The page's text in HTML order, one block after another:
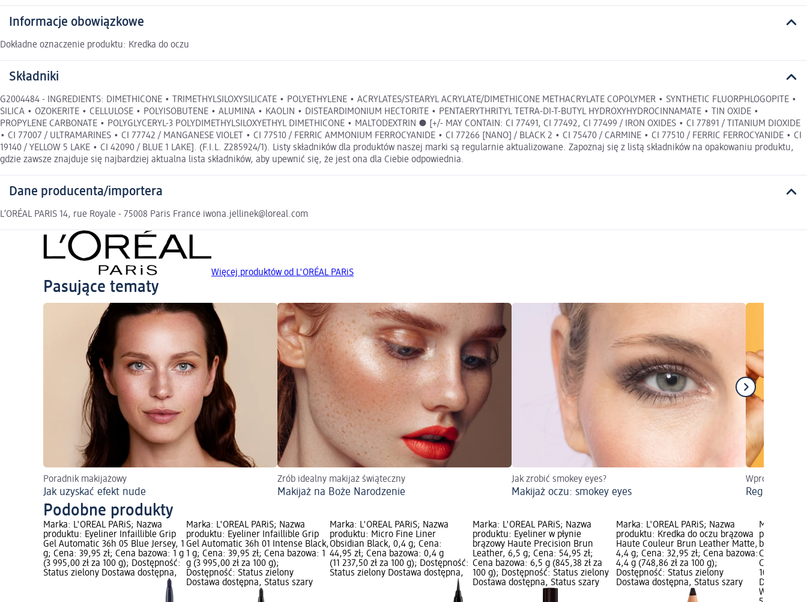
Informacje obowiązkowe
Dokładne oznaczenie produktu: Kredka do oczu
Składniki
G2004484 - INGREDIENTS: DIMETHICONE • TRIMETHYLSILOXYSILICATE • POLYETHYLENE • ACRYLATES/STEARYL ACRYLATE/DIMETHICONE METHACRYLATE COPOLYMER • SYNTHETIC FLUORPHLOGOPITE •
SILICA • OZOKERITE • CELLULOSE • POLYISOBUTENE • ALUMINA • KAOLIN • DISTEARDIMONIUM HECTORITE • PENTAERYTHRITYL TETRA-DI-T-BUTYL HYDROXYHYDROCINNAMATE • TIN OXIDE •
PROPYLENE CARBONATE • POLYGLYCERYL-3 POLYDIMETHYLSILOXYETHYL DIMETHICONE • MALTODEXTRIN ● [+/- MAY CONTAIN: CI 77491, CI 77492, CI 77499 / IRON OXIDES • CI 77891 / TITANIUM DIOXIDE
• CI 77007 / ULTRAMARINES • CI 77742 / MANGANESE VIOLET • CI 77510 / FERRIC AMMONIUM FERROCYANIDE • CI 77266 [NANO] / BLACK 2 • CI 75470 / CARMINE • CI 77510 / FERRIC FERROCYANIDE • CI
19140 / YELLOW 5 LAKE • CI 42090 / BLUE 1 LAKE]. (F.I.L. Z285924/1). Listy składników dla produktów naszej marki są regularnie aktualizowane. Zapoznaj się z listą składników na opakowaniu produktu,
gdzie zawsze znajduje się najbardziej aktualna lista składników, aby upewnić się, że jest ona dla Ciebie odpowiednia.
Dane producenta/importera
L’ORÉAL PARIS 14, rue Royale - 75008 Paris France iwona.jellinek@loreal.com
Więcej produktów od L'ORÉAL PARiS
Pasujące tematy
Poradnik makijażowy
Jak uzyskać efekt nude
Zrób idealny makijaż świąteczny
Makijaż na Boże Narodzenie
Jak zrobić smokey eyes?
Makijaż oczu: smokey eyes Regulacja
Podobne produkty
Marka: L'ORÉAL PARiS; Nazwa
produktu: Eyeliner Infaillible Grip
Gel Automatic 36h 05 Blue Jersey, 1
g; Cena: 39,95 zł; Cena bazowa: 1 g
(3 995,00 zł za 100 g); Dostępność:
Status zielony Dostawa dostępna,
Marka: L'ORÉAL PARiS; Nazwa
produktu: Eyeliner Infaillible Grip
Gel Automatic 36h 01 Intense Black,
1 g; Cena: 39,95 zł; Cena bazowa: 1
g (3 995,00 zł za 100 g);
Dostępność: Status zielony
Dostawa dostępna, Status szary
Marka: L'ORÉAL PARiS; Nazwa
produktu: Micro Fine Liner
Obsidian Black, 0,4 g; Cena:
44,95 zł; Cena bazowa: 0,4 g
(11 237,50 zł za 100 g); Dostępność:
Status zielony Dostawa dostępna,
Marka: L'ORÉAL PARiS; Nazwa
produktu: Eyeliner w płynie
brązowy Haute Precision Brun
Leather, 6,5 g; Cena: 54,95 zł;
Cena bazowa: 6,5 g (845,38 zł za
100 g); Dostępność: Status zielony
Dostawa dostępna, Status szary
Marka: L'ORÉAL PARiS; Nazwa
produktu: Kredka do oczu brązowa
Haute Couleur Brun Leather Matte,
4,4 g; Cena: 32,95 zł; Cena bazowa:
4,4 g (748,86 zł za 100 g);
Dostępność: Status zielony
Dostawa dostępna, Status szary
Marka:
produktu:
bordowy
Cashmere,
Cena
100 g);
Dostawa
Wybierz